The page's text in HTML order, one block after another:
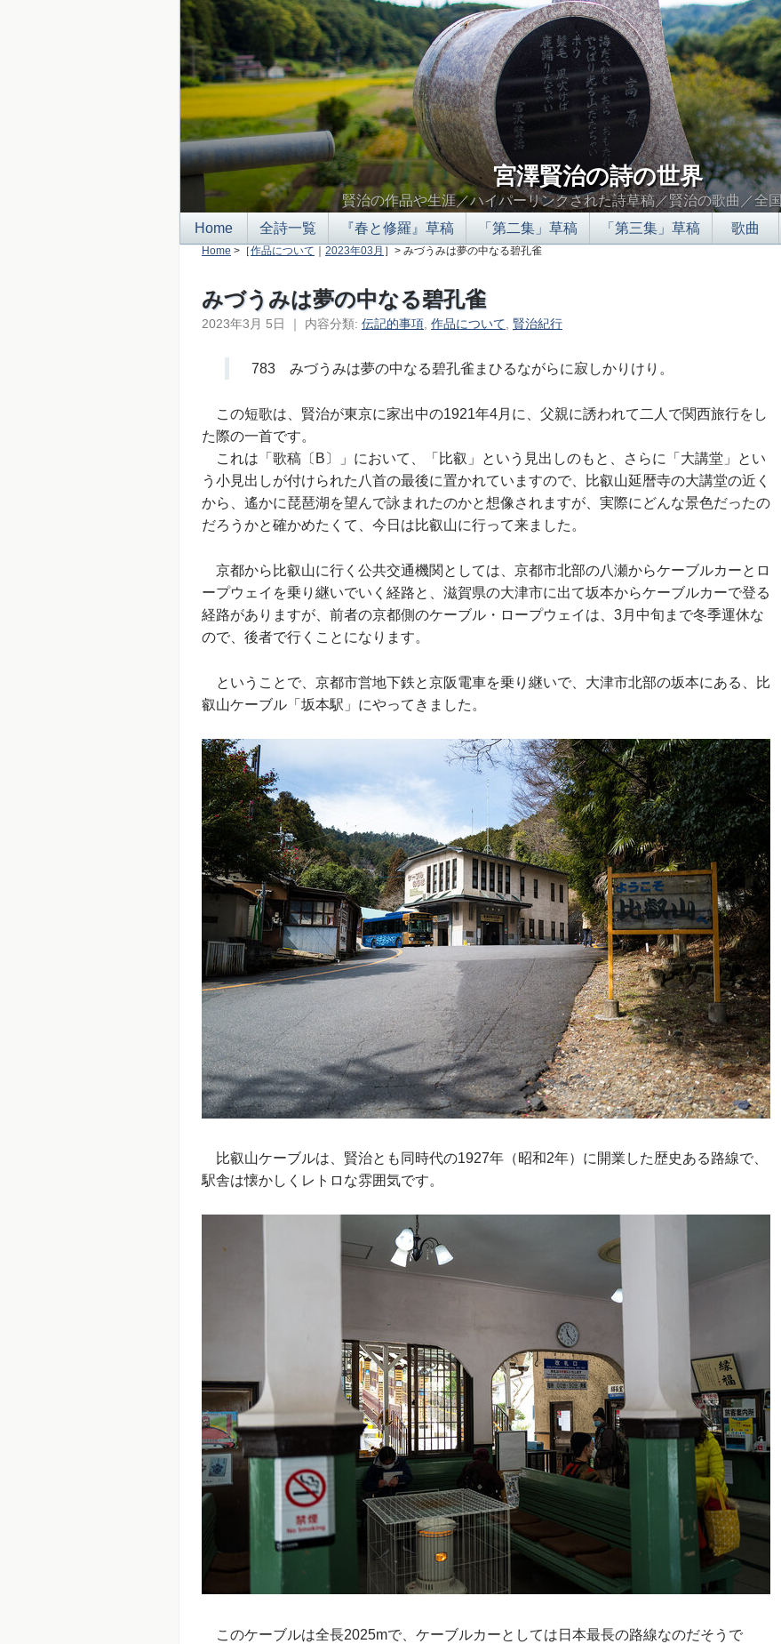
宮澤賢治の詩の世界
賢治の作品や生涯／ハイパーリンクされた詩草稿／賢治の歌曲／全
Home
全詩一覧 『春と修羅』草稿 「第二集」草稿 「第三集」草稿 歌曲
Home >［作品について ｜ 2023年03月 ］> みづうみは夢の中なる碧孔雀
みづうみは夢の中なる碧孔雀
2023年3月 5日 ｜ 内容分類: 伝記的事項 作品について 賢治紀行
783 みづうみは夢の中なる碧孔雀まひるながらに寂しかりけり。
この短歌は、賢治が東京に家出中の1921年4月に、父親に誘われて二人で関西旅行をし
た際の一首です。
これは「歌稿〔B〕」において、「比叡」という見出しのもと、さらに「大講堂」とい
う小見出しが付けられた八首の最後に置かれていますので、比叡山延暦寺の大講堂の近く
から、遙かに琵琶湖を望んで詠まれたのかと想像されますが、実際にどんな景色だったの
だろうかと確かめたくて、今日は比叡山に行って来ました。
京都から比叡山に行く公共交通機関としては、京都市北部の八瀬からケーブルカーとロ
ープウェイを乗り継いでいく経路と、滋賀県の大津市に出て坂本からケーブルカーで登る
経路がありますが、前者の京都側のケーブル・ロープウェイは、3月中旬まで冬季運休な
ので、後者で行くことになります。
ということで、京都市営地下鉄と京阪電車を乗り継いで、大津市北部の坂本にある、比
叡山ケーブル「坂本駅」にやってきました。
比叡山ケーブルは、賢治とも同時代の1927年（昭和2年）に開業した歴史ある路線で、
駅舎は懐かしくレトロな雰囲気です。
このケーブルは全長2025mで、ケーブルカーとしては日本最長の路線なのだそうで